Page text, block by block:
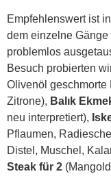
Empfehlenswert ist
dem einzelne
problemlos
Besuch probierten
Olivenöl geschmorte
Zitrone), Balık
neu interpretiert),
Pflaumen,
Distel, Muschel,
Steak für 2